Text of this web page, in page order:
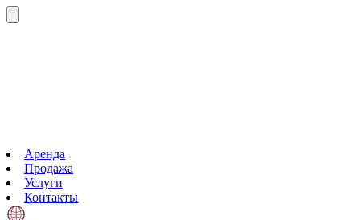
Аренда
Продажа
Услуги
Контакты